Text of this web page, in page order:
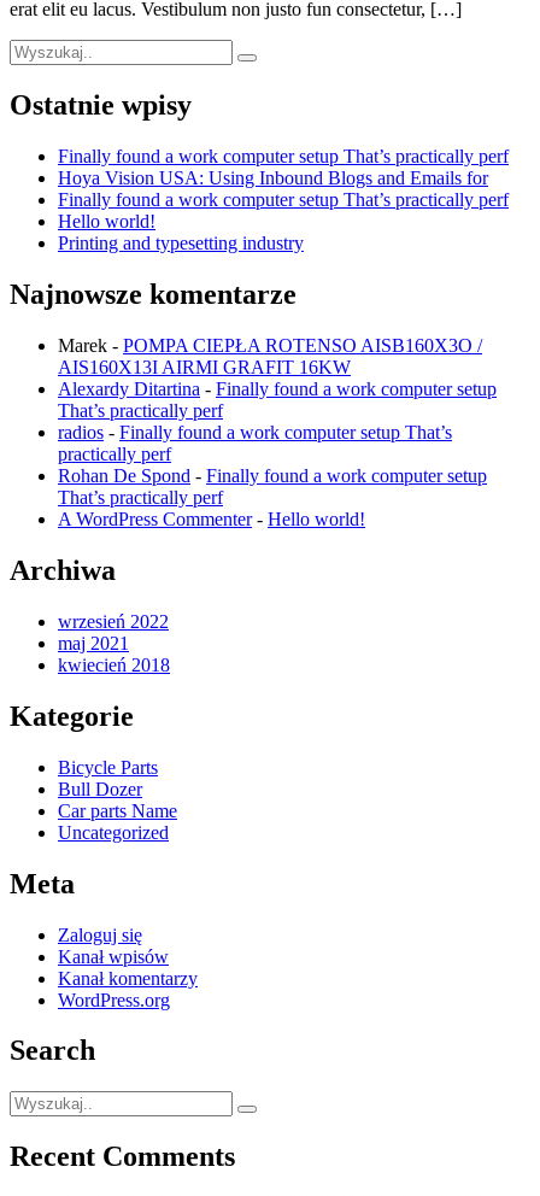
erat elit eu lacus. Vestibulum non justo fun consectetur, […]
Ostatnie wpisy
Finally found a work computer setup That’s practically perf
Hoya Vision USA: Using Inbound Blogs and Emails for
Finally found a work computer setup That’s practically perf
Hello world!
Printing and typesetting industry
Najnowsze komentarze
Marek - POMPA CIEPŁA ROTENSO AISB160X3O /
AIS160X13I AIRMI GRAFIT 16KW
Alexardy Ditartina - Finally found a work computer setup
That’s practically perf
radios - Finally found a work computer setup That’s
practically perf
Rohan De Spond - Finally found a work computer setup
That’s practically perf
A WordPress Commenter- Hello world!
Archiwa
wrzesień 2022
maj 2021
kwiecień 2018
Kategorie
Bicycle Parts
Bull Dozer
Car parts Name
Uncategorized
Meta
Zaloguj się
Kanał wpisów
Kanał komentarzy
WordPress.org
Search
Recent Comments